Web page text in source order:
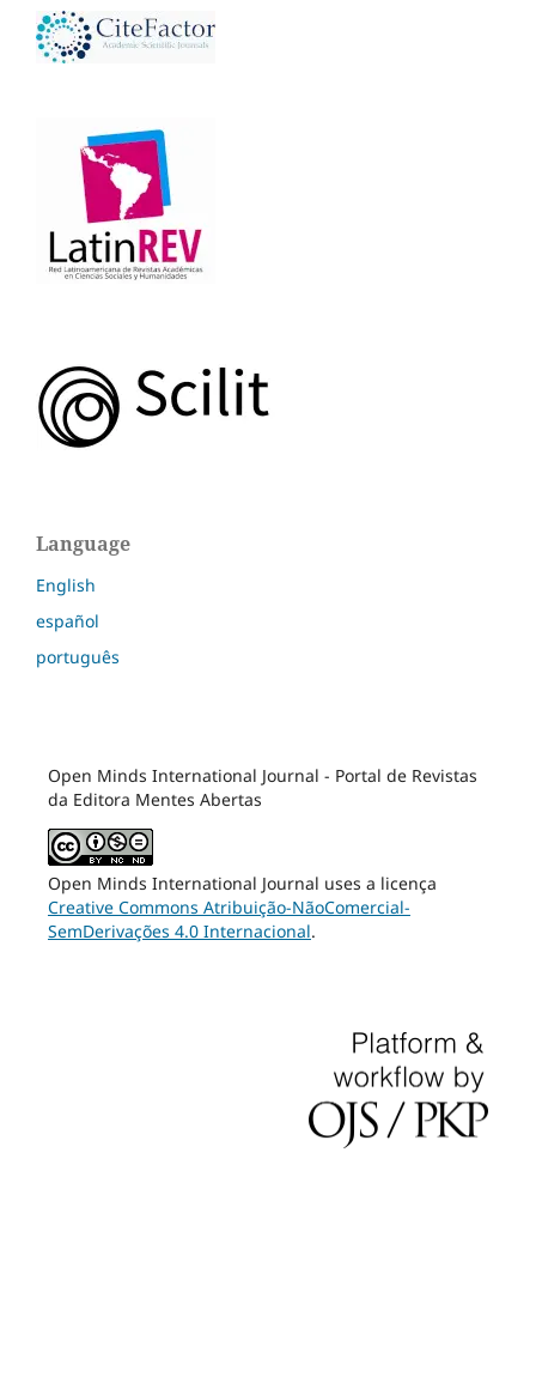
Language
English
español
português
Open Minds International Journal - Portal de Revistas
da Editora Mentes Abertas
Open Minds International Journal uses a licença
Creative Commons Atribuição-NãoComercial-
SemDerivações 4.0 Internacional.